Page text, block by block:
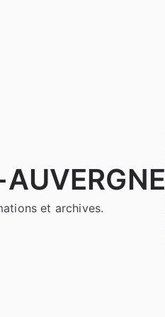
et archives.